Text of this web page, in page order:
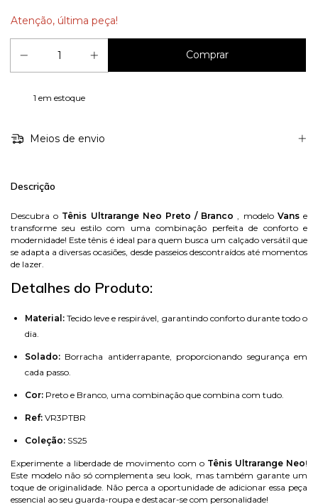
Atenção, última peça!
1 em estoque
Meios de envio
Descrição
Descubra o Tênis Ultrarange Neo Preto / Branco , modelo Vanse
transforme seu estilo com uma combinação perfeita de conforto e
modernidade! Este tênis é ideal para quem busca um calçado versátil que
se adapta a diversas ocasiões, desde passeios descontraídos até momentos
de lazer.
Detalhes do Produto:
Material: Tecido leve e respirável, garantindo conforto durante todo o
dia.
Solado: Borracha antiderrapante, proporcionando segurança em
cada passo.
Cor: Preto e Branco, uma combinação que combina com tudo.
Ref: VR3PTBR
Coleção: SS25
Experimente a liberdade de movimento com o Tênis Ultrarange Neo!
Este modelo não só complementa seu look, mas também garante um
toque de originalidade. Não perca a oportunidade de adicionar essa peça
essencial ao seu guarda-roupa e destacar-se com personalidade!